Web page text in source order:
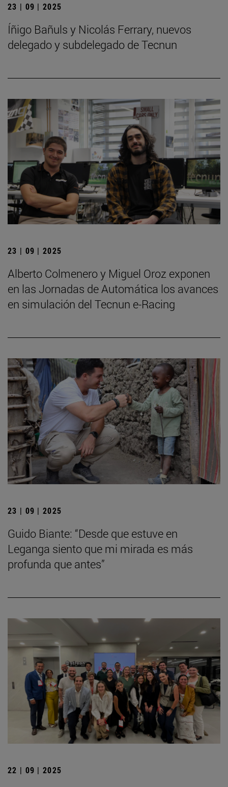
23 | 09 | 2025
Íñigo Bañuls y Nicolás Ferrary, nuevos
delegado y subdelegado de Tecnun
23 | 09 | 2025
Alberto Colmenero y Miguel Oroz exponen
en las Jornadas de Automática los avances
en simulación del Tecnun e-Racing
23 | 09 | 2025
Guido Biante: “Desde que estuve en
Leganga siento que mi mirada es más
profunda que antes”
22 | 09 | 2025